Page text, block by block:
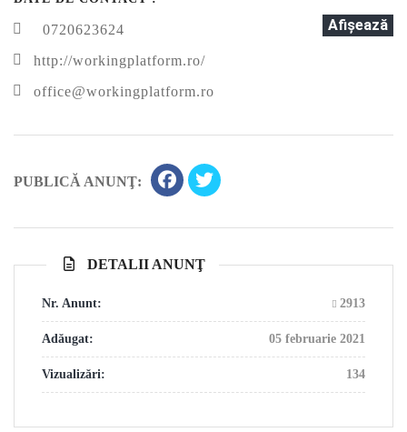
0720623624 Afişează
http://workingplatform.ro/
office@workingplatform.ro
PUBLICĂ ANUNŢ:
DETALII ANUNŢ
Nr. Anunt: 2913
Adăugat: 05 februarie 2021
Vizualizări: 134